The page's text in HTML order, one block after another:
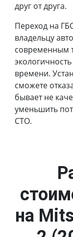
друг от друга.
Переход на
владельцу
современным
времени.
сможете
бывает не
уменьшить
СТО.
на